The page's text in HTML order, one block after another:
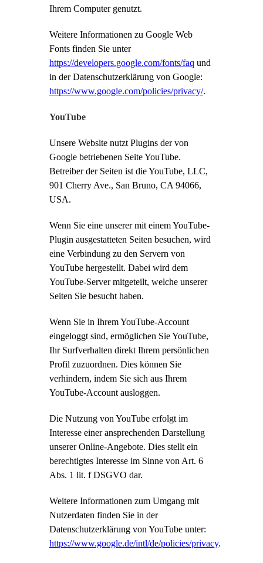
Ihrem Computer genutzt.
Weitere Informationen zu Google Web
Fonts finden Sie unter
https://developers.google.com/fonts/faq und
in der Datenschutzerklärung von Google:
https://www.google.com/policies/privacy/.
YouTube
Unsere Website nutzt Plugins der von
Google betriebenen Seite YouTube.
Betreiber der Seiten ist die YouTube, LLC,
901 Cherry Ave., San Bruno, CA 94066,
USA.
Wenn Sie eine unserer mit einem YouTube-
Plugin ausgestatteten Seiten besuchen, wird
eine Verbindung zu den Servern von
YouTube hergestellt. Dabei wird dem
YouTube-Server mitgeteilt, welche unserer
Seiten Sie besucht haben.
Wenn Sie in Ihrem YouTube-Account
eingeloggt sind, ermöglichen Sie YouTube,
Ihr Surfverhalten direkt Ihrem persönlichen
Profil zuzuordnen. Dies können Sie
verhindern, indem Sie sich aus Ihrem
YouTube-Account ausloggen.
Die Nutzung von YouTube erfolgt im
Interesse einer ansprechenden Darstellung
unserer Online-Angebote. Dies stellt ein
berechtigtes Interesse im Sinne von Art. 6
Abs. 1 lit. f DSGVO dar.
Weitere Informationen zum Umgang mit
Nutzerdaten finden Sie in der
Datenschutzerklärung von YouTube unter:
https://www.google.de/intl/de/policies/privacy.